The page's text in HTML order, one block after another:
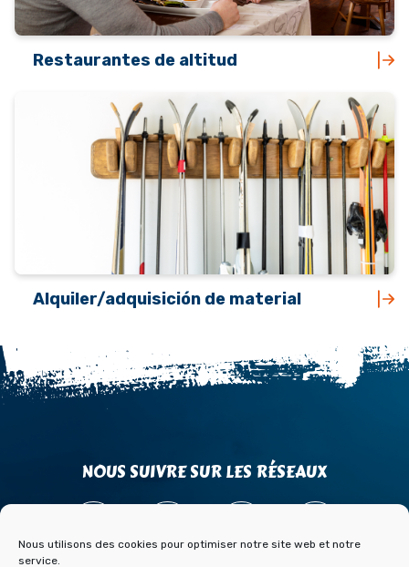
Nous utilisons des cookies pour optimiser notre site web et notre
service.
Restaurantes de altitud
Alquiler/adquisición de material
NOUS SUIVRE SUR LES RÉSEAUX